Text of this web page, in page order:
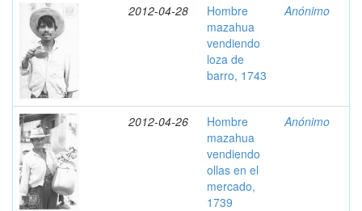
2012-04-28
Hombre
mazahua
vendiendo
loza de
barro, 1743
Anónimo
2012-04-26
Hombre
mazahua
vendiendo
ollas en el
mercado,
1739
Anónimo